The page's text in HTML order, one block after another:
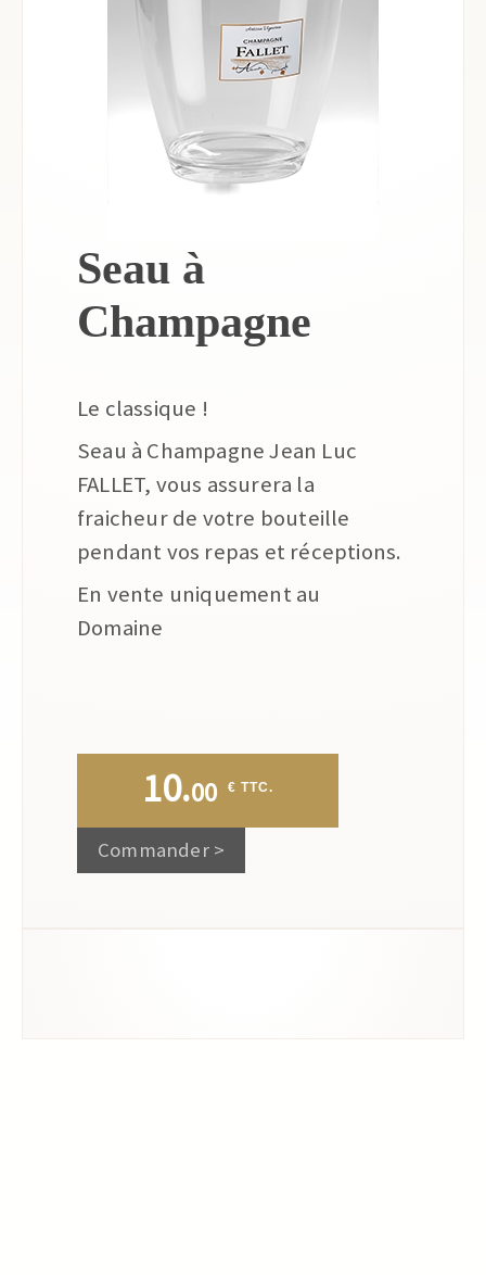
Seau à
Champagne
Le classique !
Seau à Champagne Jean Luc
FALLET, vous assurera la
fraicheur de votre bouteille
pendant vos repas et réceptions.
En vente uniquement au
Domaine
10.00  € TTC.
Commander >